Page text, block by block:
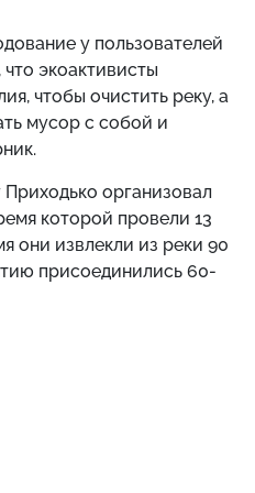
у пользователей
экоактивисты
чтобы очистить реку, а
мусор с собой и
Приходько организовал
которой провели 13
они извлекли из реки 90
присоединились 60-